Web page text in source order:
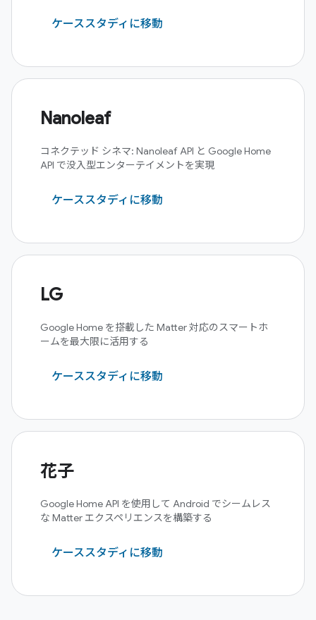
ケーススタディに移動
Nanoleaf
コネクテッド シネマ: Nanoleaf API と Google Home
API で没入型エンターテイメントを実現
ケーススタディに移動
LG
Google Home を搭載した Matter 対応のスマートホ
ームを最大限に活用する
ケーススタディに移動
花子
Google Home API を使用して Android でシームレス
な Matter エクスペリエンスを構築する
ケーススタディに移動